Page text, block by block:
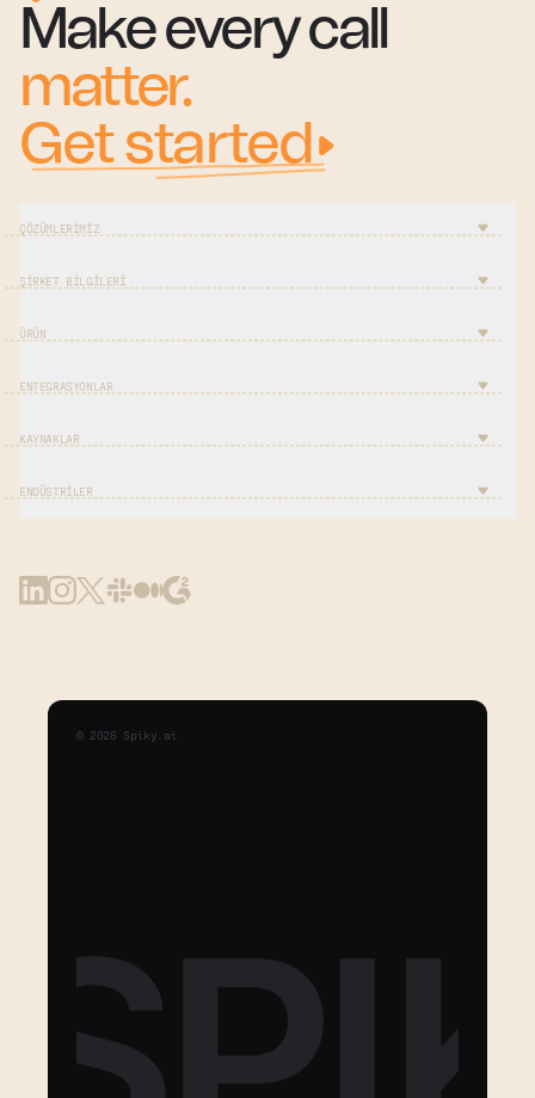
Make every call
matter.
Get started
ÇÖZÜMLERIMIZ
ŞIRKET BILGILERI
ÜRÜN
ENTEGRASYONLAR
KAYNAKLAR
ENDÜSTRILER
© 2026 Spiky.ai